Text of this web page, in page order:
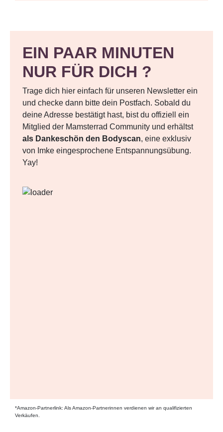
EIN PAAR MINUTEN
NUR FÜR DICH ?
Trage dich hier einfach für unseren Newsletter ein
und checke dann bitte dein Postfach. Sobald du
deine Adresse bestätigt hast, bist du offiziell ein
Mitglied der Mamsterrad Community und erhältst
als Dankeschön den Bodyscan, eine exklusiv
von Imke eingesprochene Entspannungsübung.
Yay!
*Amazon-Partnerlink: Als Amazon-Partnerinnen verdienen wir an qualifizierten
Verkäufen.